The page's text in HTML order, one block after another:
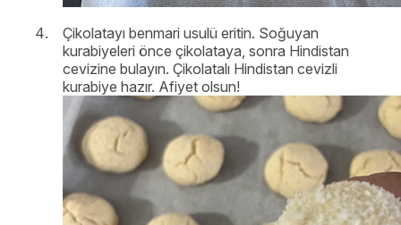
Çikolatayı benmari usulü eritin. Soğuyan
kurabiyeleri önce çikolataya, sonra Hindistan
cevizine bulayın. Çikolatalı Hindistan cevizli
kurabiye hazır. Afiyet olsun!